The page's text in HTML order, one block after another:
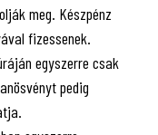
meg. Készpénz
fizessenek.
egyszerre csak
pedig